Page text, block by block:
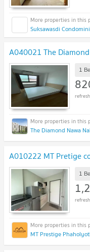
Suksawasdi
A040021 The
1
A010222 MT Pretige
1
MT Prestige